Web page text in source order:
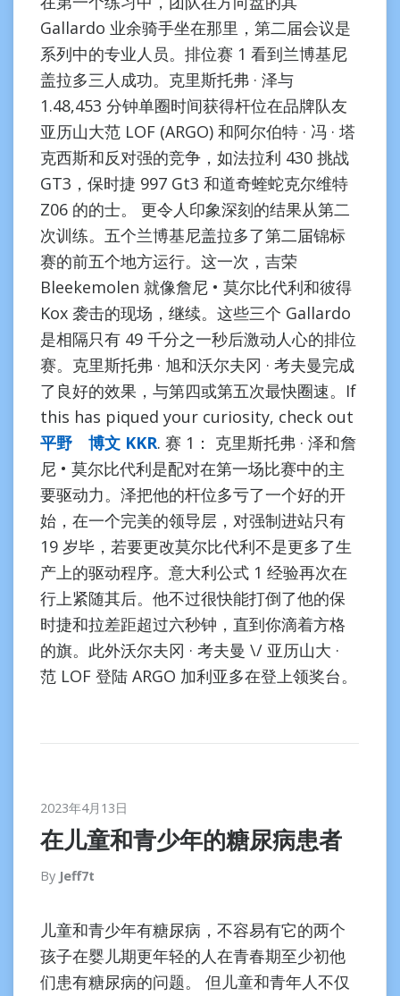
Gallardo 业余骑手坐在那里，第二届会议是
系列中的专业人员。排位赛 1 看到兰博基尼
盖拉多三人成功。克里斯托弗 · 泽与
1.48,453 分钟单圈时间获得杆位在品牌队友
亚历山大范 LOF (ARGO) 和阿尔伯特 · 冯 · 塔
克西斯和反对强的竞争，如法拉利 430 挑战
GT3，保时捷 997 Gt3 和道奇蝰蛇克尔维特
Z06 的的士。 更令人印象深刻的结果从第二
次训练。五个兰博基尼盖拉多了第二届锦标
赛的前五个地方运行。这一次，吉荣
Bleekemolen 就像詹尼 • 莫尔比代利和彼得
Kox 袭击的现场，继续。这些三个 Gallardo
是相隔只有 49 千分之一秒后激动人心的排位
赛。克里斯托弗 · 旭和沃尔夫冈 · 考夫曼完成
了良好的效果，与第四或第五次最快圈速。If
this has piqued your curiosity, check out
平野 博文 KKR. 赛 1： 克里斯托弗 · 泽和詹
尼 • 莫尔比代利是配对在第一场比赛中的主
要驱动力。泽把他的杆位多亏了一个好的开
始，在一个完美的领导层，对强制进站只有
19 岁毕，若要更改莫尔比代利不是更多了生
产上的驱动程序。意大利公式 1 经验再次在
行上紧随其后。他不过很快能打倒了他的保
时捷和拉差距超过六秒钟，直到你滴着方格
的旗。此外沃尔夫冈 · 考夫曼 \/ 亚历山大 ·
范 LOF 登陆 ARGO 加利亚多在登上领奖台。
2023年4月13日
在儿童和青少年的糖尿病患者
By Jeff7t
儿童和青少年有糖尿病，不容易有它的两个
孩子在婴儿期更年轻的人在青春期至少初他
们患有糖尿病的问题。 但儿童和青年人不仅